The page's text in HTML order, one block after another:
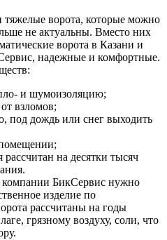
ворота, которые можно
не актуальны. Вместо них
ворота в Казани и
надежные и комфортные.
и шумоизоляцию;
взломов;
под дождь или снег выходить
на десятки тысяч
компании БикСервис нужно
изделие по
рассчитаны на годы
грязному воздуху, соли, что